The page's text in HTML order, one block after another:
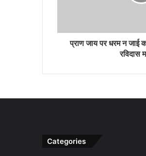
प्राण जाय पर धरम न जाई
रविदास
Categories